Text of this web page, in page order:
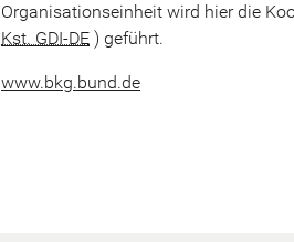
Organisationseinheit wird hier die
Kst. GDI-DE ) geführt.
www.bkg.bund.de